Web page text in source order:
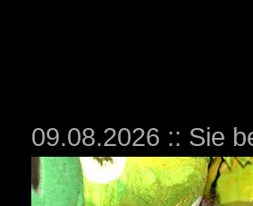
09.08.2026 :: Sie